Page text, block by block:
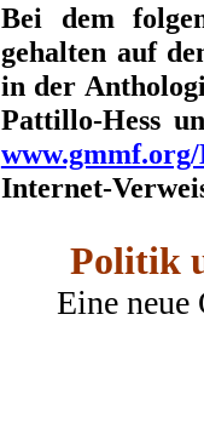
Bei dem
gehalten auf
in der
Pattillo-Hess
Internet-
Politik
Eine neue